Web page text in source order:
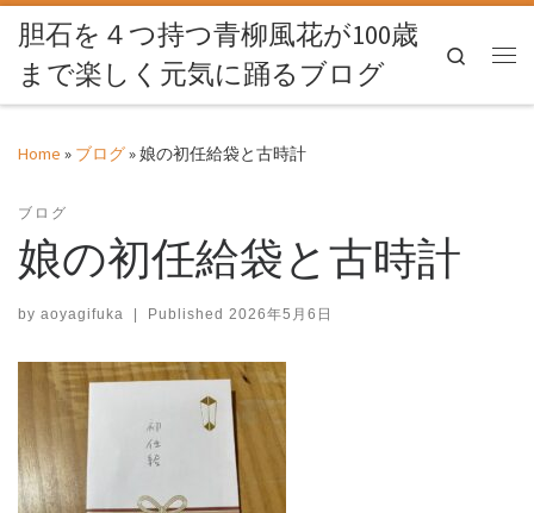
Skip to content
胆石を４つ持つ青柳風花が100歳
まで楽しく元気に踊るブログ
Search
Home » ブログ»娘の初任給袋と古時計
ブログ
娘の初任給袋と古時計
by aoyagifuka Published 2026年5月6日